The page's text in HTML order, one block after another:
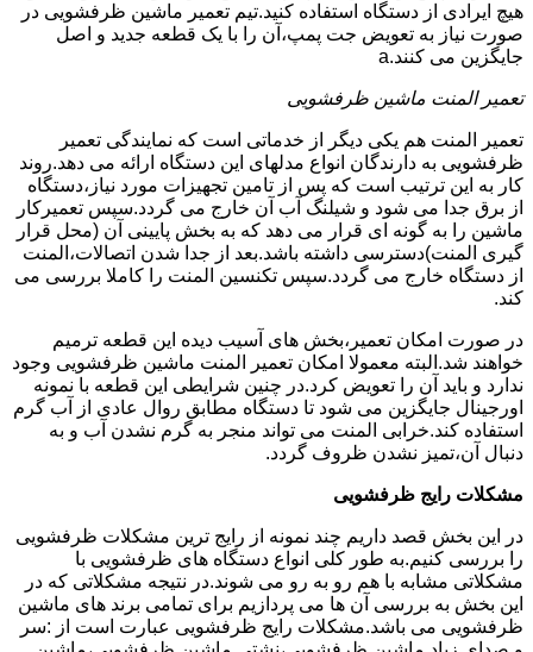
هیچ ایرادی از دستگاه استفاده کنید.تیم تعمیر ماشین ظرفشویی در
صورت نیاز به تعویض جت پمپ،آن را با یک قطعه جدید و اصل
جایگزین می کنند.a
تعمیر المنت ماشین ظرفشویی
تعمیر المنت هم یکی دیگر از خدماتی است که نمایندگی تعمیر
ظرفشویی به دارندگان انواع مدلهای این دستگاه ارائه می دهد.روند
کار به این ترتیب است که پس از تامین تجهیزات مورد نیاز،دستگاه
از برق جدا می شود و شیلنگ آب آن خارج می گردد.سپس تعمیرکار
ماشین را به گونه ای قرار می دهد که به بخش پایینی آن (محل قرار
گیری المنت)دسترسی داشته باشد.بعد از جدا شدن اتصالات،المنت
از دستگاه خارج می گردد.سپس تکنسین المنت را کاملا بررسی می
کند.
در صورت امکان تعمیر،بخش های آسیب دیده این قطعه ترمیم
خواهند شد.البته معمولا امکان تعمیر المنت ماشین ظرفشویی وجود
ندارد و باید آن را تعویض کرد.در چنین شرایطی این قطعه با نمونه
اورجینال جایگزین می شود تا دستگاه مطابق روال عادی از آب گرم
استفاده کند.خرابی المنت می تواند منجر به گرم نشدن آب و به
دنبال آن،تمیز نشدن ظروف گردد.
مشکلات رایج ظرفشویی
در این بخش قصد داریم چند نمونه از رایج ترین مشکلات ظرفشویی
را بررسی کنیم.به طور کلی انواع دستگاه های ظرفشویی با
مشکلاتی مشابه با هم رو به رو می شوند.در نتیجه مشکلاتی که در
این بخش به بررسی آن ها می پردازیم برای تمامی برند های ماشین
ظرفشویی می باشد.مشکلات رایج ظرفشویی عبارت است از :سر